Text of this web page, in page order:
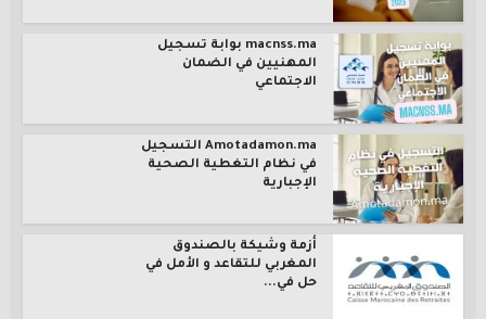
macnss.ma بوابة تسجيل
المهنيين في الضمان
الاجتماعي
Amotadamon.ma التسجيل
في نظام التغطية الصحية
الإجبارية
أزمة وشيكة بالصندوق
المغربي للتقاعد و الأمل في
حل في...